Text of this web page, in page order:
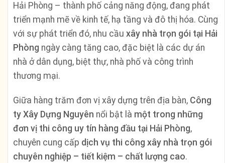
Hải Phòng – thành phố cảng năng động, đang phát
triển mạnh mẽ về kinh tế, hạ tầng và đô thị hóa. Cùng
với sự phát triển đó, nhu cầu xây nhà trọn gói tại Hải
Phòng ngày càng tăng cao, đặc biệt là các dự án
nhà ở dân dụng, biệt thự, nhà phố và công trình
thương mại.
Giữa hàng trăm đơn vị xây dựng trên địa bàn, Công
ty Xây Dựng Nguyên nổi bật là một trong những
đơn vị thi công uy tín hàng đầu tại Hải Phòng,
chuyên cung cấp dịch vụ thi công xây nhà trọn gói
chuyên nghiệp – tiết kiệm – chất lượng cao.